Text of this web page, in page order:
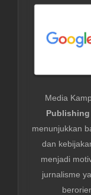
Media
Publishing
menunjukkan
dan
menjadi
jurnalisme